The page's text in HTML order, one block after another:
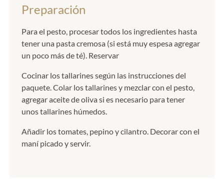
Preparación
Para el pesto, procesar todos los ingredientes hasta
tener una pasta cremosa (si está muy espesa agregar
un poco más de té). Reservar
Cocinar los tallarines según las instrucciones del
paquete. Colar los tallarines y mezclar con el pesto,
agregar aceite de oliva si es necesario para tener
unos tallarines húmedos.
Añadir los tomates, pepino y cilantro. Decorar con el
maní picado y servir.